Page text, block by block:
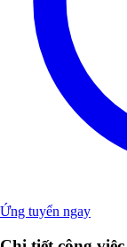
Ứng tuyển ngay